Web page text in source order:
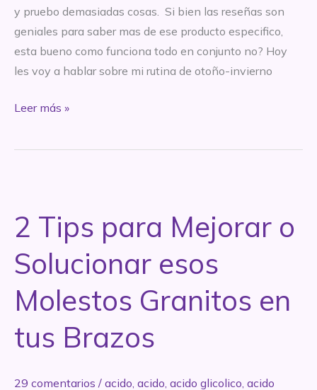
y pruebo demasiadas cosas. Si bien las reseñas son
geniales para saber mas de ese producto especifico,
esta bueno como funciona todo en conjunto no? Hoy
les voy a hablar sobre mi rutina de otoño-invierno
Mi
invernal
Leer más »
2 Tips para Mejorar o
Solucionar esos
Molestos Granitos en
tus Brazos
29 comentarios / acido, acido, acido glicolico, acido